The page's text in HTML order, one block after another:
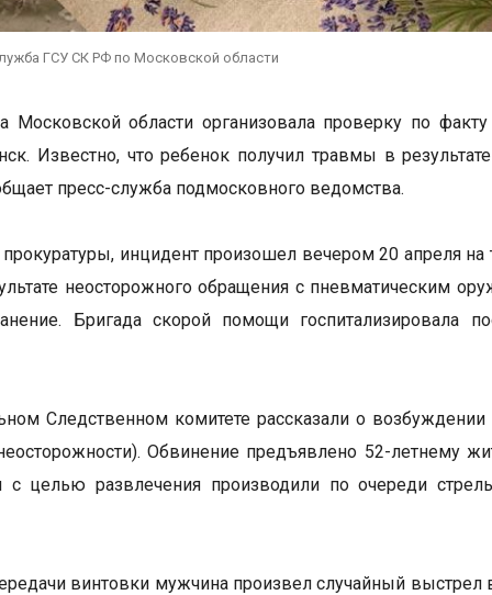
ГСУ СК РФ по Московской области
Московской области организовала проверку по
Известно, что ребенок получил травмы в
пресс-служба подмосковного ведомства.
инцидент произошел вечером 20 апреля на
неосторожного обращения с пневматическим
Бригада скорой помощи госпитализировала
Следственном комитете рассказали о
Обвинение предъявлено 52-летнему
с целью развлечения производили по очереди
винтовки мужчина произвел случайный выстрел